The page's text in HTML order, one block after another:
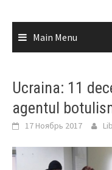
Main Menu
Ucraina: 11
agentul
17 Ноябрь 2017